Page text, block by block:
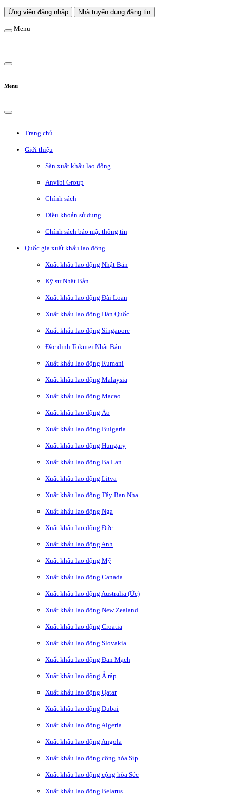
Ứng viên đăng nhập Nhà tuyển dụng đăng tin
Menu
Menu
Trang chủ
Giới thiệu
Sàn xuất khẩu lao động
Anvibi Group
Chính sách
Điều khoản sử dụng
Chính sách bảo mật thông tin
Quốc gia xuất khẩu lao động
Xuất khẩu lao động Nhật Bản
Kỹ sư Nhật Bản
Xuất khẩu lao động Đài Loan
Xuất khẩu lao động Hàn Quốc
Xuất khẩu lao động Singapore
Đặc định Tokutei Nhật Bản
Xuất khẩu lao động Rumani
Xuất khẩu lao động Malaysia
Xuất khẩu lao động Macao
Xuất khẩu lao động Áo
Xuất khẩu lao động Bulgaria
Xuất khẩu lao động Hungary
Xuất khẩu lao động Ba Lan
Xuất khẩu lao động Litva
Xuất khẩu lao động Tây Ban Nha
Xuất khẩu lao động Nga
Xuất khẩu lao động Đức
Xuất khẩu lao động Anh
Xuất khẩu lao động Mỹ
Xuất khẩu lao động Canada
Xuất khẩu lao động Australia (Úc)
Xuất khẩu lao động New Zealand
Xuất khẩu lao động Croatia
Xuất khẩu lao động Slovakia
Xuất khẩu lao động Đan Mạch
Xuất khẩu lao động Ả rập
Xuất khẩu lao động Qatar
Xuất khẩu lao động Dubai
Xuất khẩu lao động Algeria
Xuất khẩu lao động Angola
Xuất khẩu lao động cộng hòa Síp
Xuất khẩu lao động cộng hòa Séc
Xuất khẩu lao động Belarus